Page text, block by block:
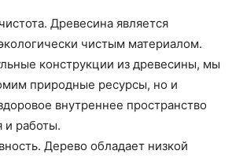
Древесина является
чистым материалом.
конструкции из древесины, мы
природные ресурсы, но и
внутреннее пространство
и работы.
Дерево обладает низкой